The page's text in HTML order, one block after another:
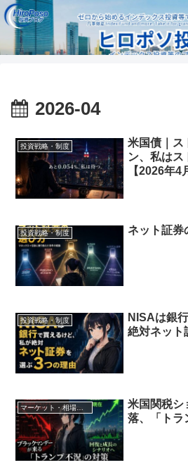
2026-04
投資戦略・制度
米国債｜ス
ン、私はス
【2026年4
投資戦略・制度 ネット証券
投資戦略・制度
NISAは銀
絶対ネット
マーケット・相場分析
米国関税シ
落、「トラ